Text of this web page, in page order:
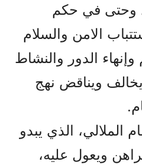
وحتى في حکم
الامن والسلام
الدور والنشاط
ويناقض نهج
الملالي، الذي يبدو
ويعول عليه،